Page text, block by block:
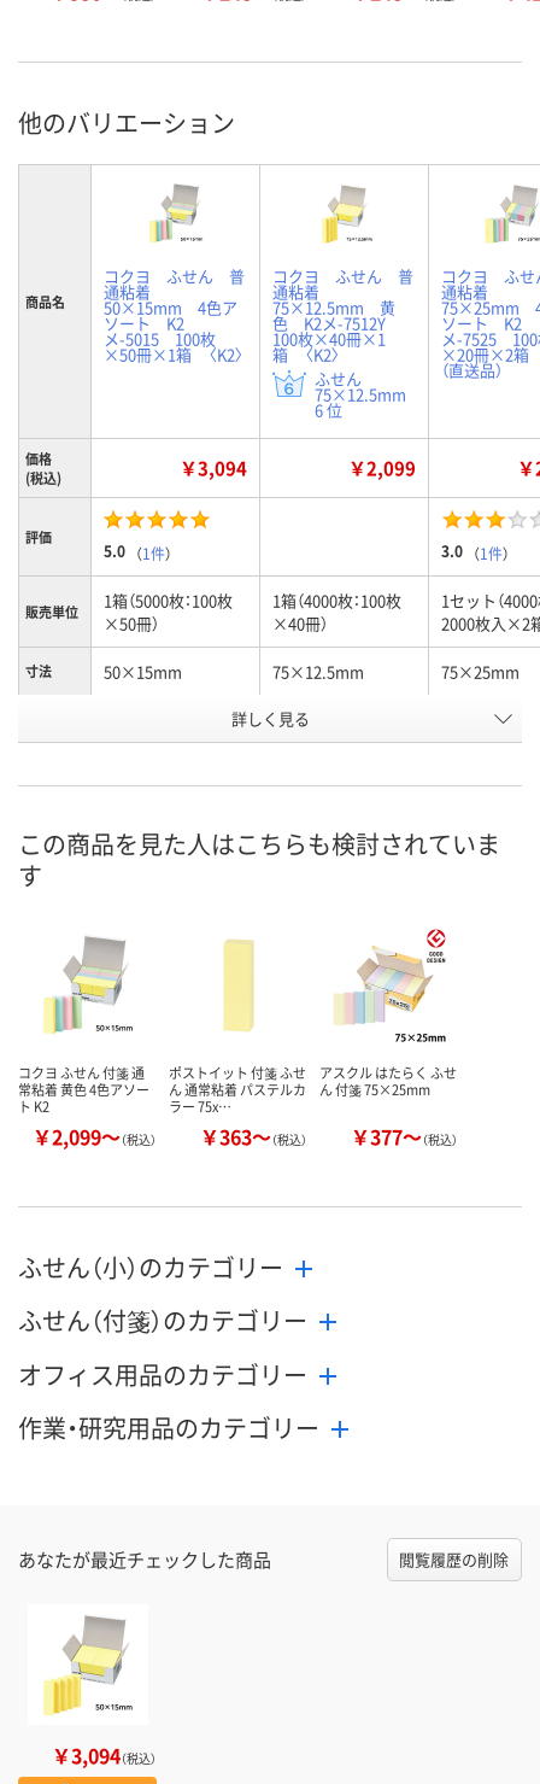
他のバリエーション
商品名
コクヨ ふせん 普
通粘着
50×15mm 4色ア
ソート K2
メ-5015 100枚
×50冊×1箱 〈K2〉
コクヨ ふせん 普
通粘着
75×12.5mm 黄
色 K2メ-7512Y
100枚×40冊×1
箱 〈K2〉
ふせん
75×12.5mm
6 位
コクヨ ふ
通粘着
75×25mm
ソート K2
メ-7525
×20冊×2箱
（直送品）
価格
(税込)
￥3,094 ￥2,099
評価
5.0 （1件） 3.0 （1件）
販売単位
1箱（5000枚：100枚
×50冊）
1箱（4000枚：100枚
×40冊）
1セット（4000
2000枚入×2
寸法 50×15mm 75×12.5mm 75×25mm
イエロー 4色アソート
号
お届け日
数量
カゴへ
数量
詳しく見る
この商品を見た人はこちらも検討されていま
す
コクヨ ふせん 付箋 通
常粘着 黄色 4色アソー
ト K2
￥2,099～（税込）
ポストイット 付箋 ふせ
ん 通常粘着 パステルカ
ラー 75x…
￥363～（税込）
アスクル はたらく ふせ
ん 付箋 75×25mm
￥377～（税込）
ふせん（小）のカテゴリー
ふせん（付箋）のカテゴリー
オフィス用品のカテゴリー
作業・研究用品のカテゴリー
あなたが最近チェックした商品 閲覧履歴の削除
￥3,094（税込）